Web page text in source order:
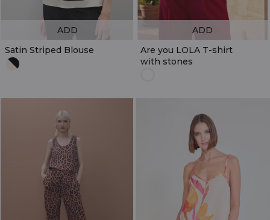
Satin Striped Blouse
ADD
Are you LOLA T-shirt
with stones
ADD